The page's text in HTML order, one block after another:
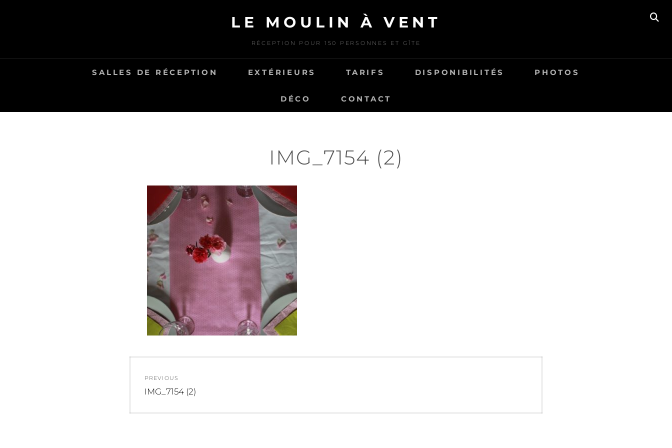
LE MOULIN À VENT
RÉCEPTION POUR 150 PERSONNES ET GÎTE
SALLES DE RÉCEPTION EXTÉRIEURS TARIFS DISPONIBILITÉS PHOTOS
DÉCO CONTACT
IMG_7154 (2)
de
l’article
PREVIOUS
Previous
IMG_7154 (2)